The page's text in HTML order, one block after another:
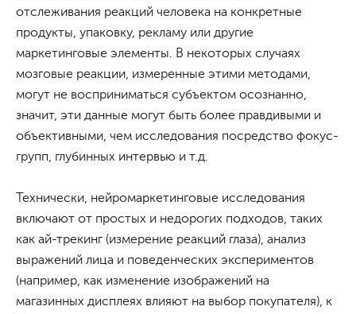
отслеживания реакций человека на конкретные
продукты, упаковку, рекламу или другие
маркетинговые элементы. В некоторых случаях
мозговые реакции, измеренные этими методами,
могут не восприниматься субъектом осознанно,
значит, эти данные могут быть более правдивыми и
объективными, чем исследования посредство фокус-
групп, глубинных интервью и т.д.
Технически, нейромаркетинговые исследования
включают от простых и недорогих подходов, таких
как ай-трекинг (измерение реакций глаза), анализ
выражений лица и поведенческих экспериментов
(например, как изменение изображений на
магазинных дисплеях влияют на выбор покупателя), к